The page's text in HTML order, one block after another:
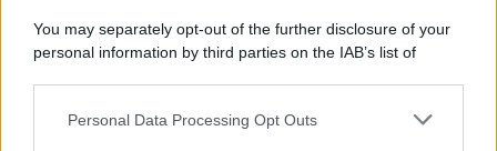
You may separately opt-out of the further disclosure of your
personal information by third parties on the IAB’s list of
This information may also be disclosed by us to third parties
Personal Data Processing Opt Outs
Categorie
Gossip